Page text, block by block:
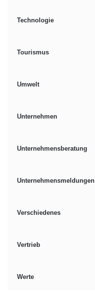
Technologie
Tourismus
Umwelt
Unternehmen
Unternehmensberatung
Unternehmensmeldungen
Verschiedenes
Vertrieb
Werte